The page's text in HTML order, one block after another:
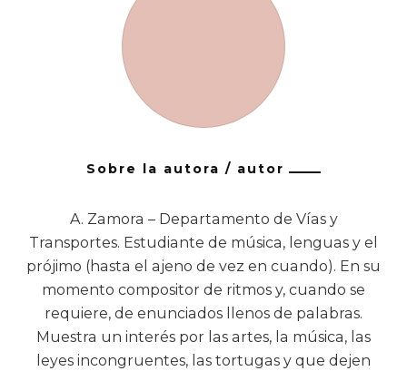
Sobre la autora / autor
A. Zamora – Departamento de Vías y
Transportes. Estudiante de música, lenguas y el
prójimo (hasta el ajeno de vez en cuando). En su
momento compositor de ritmos y, cuando se
requiere, de enunciados llenos de palabras.
Muestra un interés por las artes, la música, las
leyes incongruentes, las tortugas y que dejen